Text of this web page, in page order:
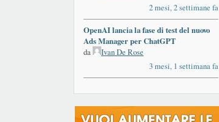
2 mesi, 2 settimane fa
OpenAI lancia la fase di test del nuovo
Ads Manager per ChatGPT
da
Ivan De Rose
3 mesi, 1 settimana fa